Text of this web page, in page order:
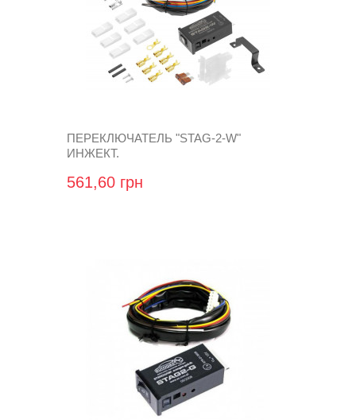
ПЕРЕКЛЮЧАТЕЛЬ "STAG-2-W"
ИНЖЕКТ.
561,60 грн